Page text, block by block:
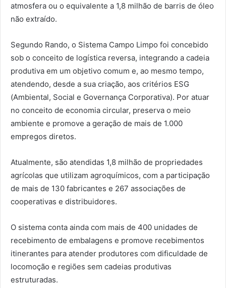
atmosfera ou o equivalente a 1,8 milhão de barris de óleo
não extraído.
Segundo Rando, o Sistema Campo Limpo foi concebido
sob o conceito de logística reversa, integrando a cadeia
produtiva em um objetivo comum e, ao mesmo tempo,
atendendo, desde a sua criação, aos critérios ESG
(Ambiental, Social e Governança Corporativa). Por atuar
no conceito de economia circular, preserva o meio
ambiente e promove a geração de mais de 1.000
empregos diretos.
Atualmente, são atendidas 1,8 milhão de propriedades
agrícolas que utilizam agroquímicos, com a participação
de mais de 130 fabricantes e 267 associações de
cooperativas e distribuidores.
O sistema conta ainda com mais de 400 unidades de
recebimento de embalagens e promove recebimentos
itinerantes para atender produtores com dificuldade de
locomoção e regiões sem cadeias produtivas
estruturadas.